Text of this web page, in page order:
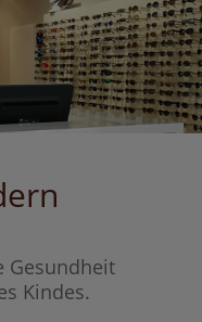
Gesundheit
Kindes.